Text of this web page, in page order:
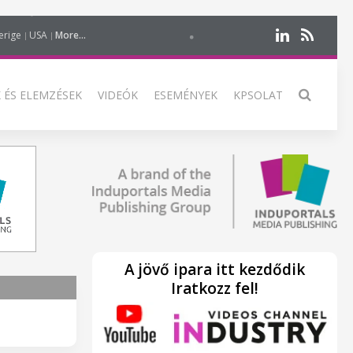
USA More...
ELEMZÉSEK VIDEÓK ESEMÉNYEK KPSOLAT
A jövő ipara itt kezdődik
Iratkozz fel!